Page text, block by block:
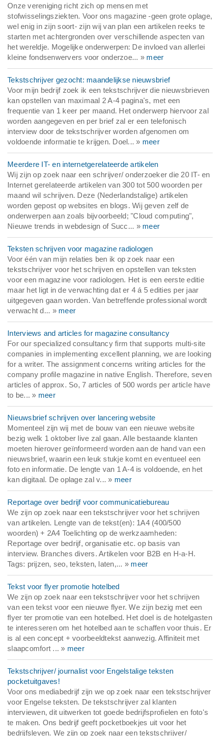
Onze vereniging richt zich op mensen met
stofwisselingsziekten. Voor ons magazine -geen grote oplage,
wel enig in zijn soort- zijn wij van plan een artikelen reeks te
starten met achtergronden over verschillende aspecten van
het wereldje. Mogelijke onderwerpen: De invloed van allerlei
kleine fondsenwervers voor onderzoe... » meer
Tekstschrijver gezocht: maandelijkse nieuwsbrief
Voor mijn bedrijf zoek ik een tekstschrijver die nieuwsbrieven
kan opstellen van maximaal 2 A-4 pagina's, met een
frequentie van 1 keer per maand. Het onderwerp hiervoor zal
worden aangegeven en per brief zal er een telefonisch
interview door de tekstschrijver worden afgenomen om
voldoende informatie te krijgen. Doel... » meer
Meerdere IT- en internetgerelateerde artikelen
Wij zijn op zoek naar een schrijver/ onderzoeker die 20 IT- en
Internet gerelateerde artikelen van 300 tot 500 woorden per
maand wil schrijven. Deze (Nederlandstalige) artikelen
worden gepost op websites en blogs. Wij geven zelf de
onderwerpen aan zoals bijvoorbeeld; "Cloud computing",
Nieuwe trends in webdesign of Succ... » meer
Teksten schrijven voor magazine radiologen
Voor één van mijn relaties ben ik op zoek naar een
tekstschrijver voor het schrijven en opstellen van teksten
voor een magazine voor radiologen. Het is een eerste editie
maar het ligt in de verwachting dat er 4 á 5 edities per jaar
uitgegeven gaan worden. Van betreffende professional wordt
verwacht d... » meer
Interviews and articles for magazine consultancy
For our specialized consultancy firm that supports multi-site
companies in implementing excellent planning, we are looking
for a writer. The assignment concerns writing articles for the
company profile magazine in native English. Therefore, seven
articles of approx. So, 7 articles of 500 words per article have
to be... » meer
Nieuwsbrief schrijven over lancering website
Momenteel zijn wij met de bouw van een nieuwe website
bezig welk 1 oktober live zal gaan. Alle bestaande klanten
moeten hierover geïnformeerd worden aan de hand van een
nieuwsbrief, waarin een leuk stukje komt en eventueel een
foto en informatie. De lengte van 1 A-4 is voldoende, en het
kan digitaal. De oplage zal v... » meer
Reportage over bedrijf voor communicatiebureau
We zijn op zoek naar een tekstschrijver voor het schrijven
van artikelen. Lengte van de tekst(en): 1A4 (400/500
woorden) + 2A4 Toelichting op de werkzaamheden:
Reportage over bedrijf, organisatie etc. op basis van
interview. Branches divers. Artikelen voor B2B en H-a-H.
Tags: prijzen, seo, teksten, laten,... » meer
Tekst voor flyer promotie hotelbed
We zijn op zoek naar een tekstschrijver voor het schrijven
van een tekst voor een nieuwe flyer. We zijn bezig met een
flyer ter promotie van een hotelbed. Het doel is de hotelgasten
te interesseren om het hotelbed aan te schaffen voor thuis. Er
is al een concept + voorbeeldtekst aanwezig. Affiniteit met
slaapcomfort ... » meer
Tekstschrijver/ journalist voor Engelstalige teksten
pocketuitgaves!
Voor ons mediabedrijf zijn we op zoek naar een tekstschrijver
voor Engelse teksten. De tekstschrijver zal klanten
interviewen, dit uitwerken tot goede bedrijfsprofielen en foto's
te maken. Ons bedrijf geeft pocketboekjes uit voor het
bedrijfsleven. We zijn op zoek naar een tekstschrijver/